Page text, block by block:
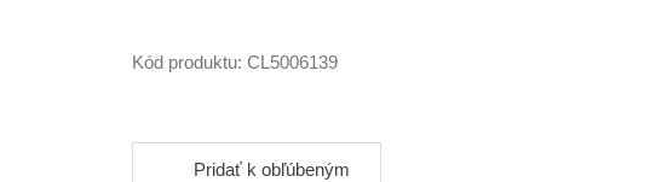
Kód produktu: CL5006139
Pridať k obľúbeným